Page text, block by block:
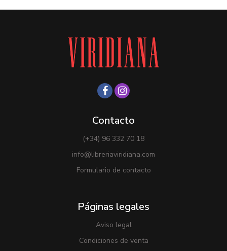
Contacto
(+34) 96 332 70 18
info@libreriaviridiana.com
Formulario de contacto
Páginas legales
Aviso legal
Condiciones de venta